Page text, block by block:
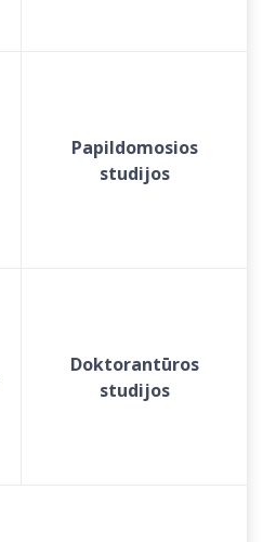
Papildomosios
studijos
Doktorantūros
studijos